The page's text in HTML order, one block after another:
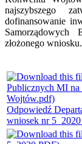
najszybszego
dofinansowanie
złożonego wniosku.
Odpowiedź
wniosek nr